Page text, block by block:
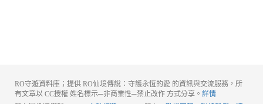
RO守遊資料庫；提供 RO仙境傳說：守護永恆的愛 的資訊與交流服務，所
有文章以 CC授權 姓名標示─非商業性─禁止改作 方式分享。 詳情